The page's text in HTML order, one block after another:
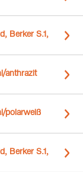
Berker S.1,
anthrazit
polarweiß
Berker S.1,